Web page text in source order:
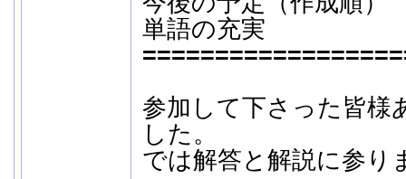
単語の充実
参加して下さった皆様
した。
では解答と解説に参り